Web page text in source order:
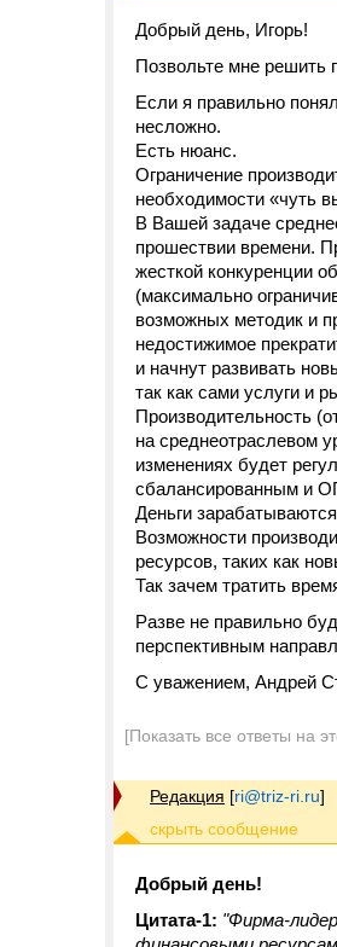
Добрый день, Игорь!
Позвольте мне решить
Если я правильно
несложно.
Есть нюанс.
Ограничение
необходимости «чуть
В Вашей задаче
прошествии времени.
жесткой конкуренции
(максимально
возможных методик и
недостижимое
и начнут развивать
так как сами услуги и
Производительность
на среднеотраслевом
изменениях будет
сбалансированным
Деньги
Возможности
ресурсов, таких как
Так зачем тратить
Разве не правильно
перспективным
С уважением, Андрей
[Показать все ответы на
Редакция [ri@triz-ri.ru]
Добрый день!
Цитата-1: "Фирма-